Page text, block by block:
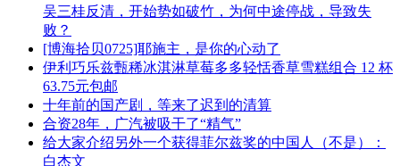
吴三桂反清，开始势如破竹，为何中途停战，导致失
败？
[博海拾贝0725]耶施主，是你的心动了
伊利巧乐兹甄稀冰淇淋草莓多多轻恬香草雪糕组合 12 杯
63.75元包邮
十年前的国产剧，等来了迟到的清算
合资28年，广汽被吸干了“精气”
给大家介绍另外一个获得菲尔兹奖的中国人（不是）：
白杰文